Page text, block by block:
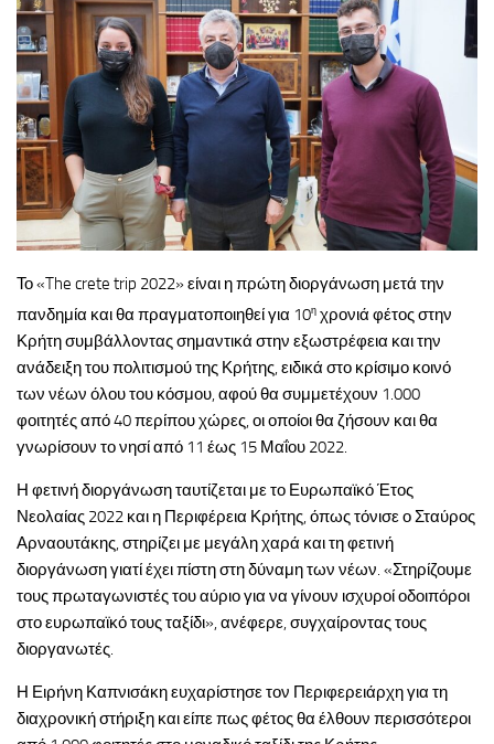
Το «The crete trip 2022» είναι η πρώτη διοργάνωση μετά την
πανδημία και θα πραγματοποιηθεί για 10η χρονιά φέτος στην
Κρήτη συμβάλλοντας σημαντικά στην εξωστρέφεια και την
ανάδειξη του πολιτισμού της Κρήτης, ειδικά στο κρίσιμο κοινό
των νέων όλου του κόσμου, αφού θα συμμετέχουν 1.000
φοιτητές από 40 περίπου χώρες, οι οποίοι θα ζήσουν και θα
γνωρίσουν το νησί από 11 έως 15 Μαΐου 2022.
Η φετινή διοργάνωση ταυτίζεται με το Ευρωπαϊκό Έτος
Νεολαίας 2022 και η Περιφέρεια Κρήτης, όπως τόνισε ο Σταύρος
Αρναουτάκης, στηρίζει με μεγάλη χαρά και τη φετινή
διοργάνωση γιατί έχει πίστη στη δύναμη των νέων. «Στηρίζουμε
τους πρωταγωνιστές του αύριο για να γίνουν ισχυροί οδοιπόροι
στο ευρωπαϊκό τους ταξίδι», ανέφερε, συγχαίροντας τους
διοργανωτές.
Η Ειρήνη Καπνισάκη ευχαρίστησε τον Περιφερειάρχη για τη
διαχρονική στήριξη και είπε πως φέτος θα έλθουν περισσότεροι